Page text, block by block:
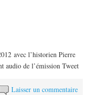
avec l’historien Pierre
audio de l’émission Tweet
Laisser un commentaire